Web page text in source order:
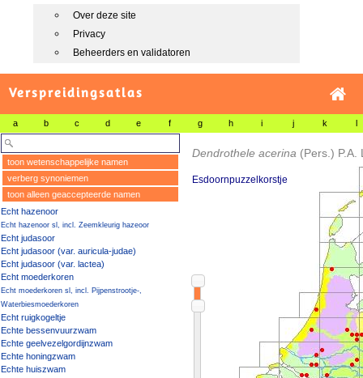
Over deze site
Privacy
Beheerders en validatoren
Verspreidingsatlas
a b c d e f g h i j k l
toon wetenschappelijke namen
verberg synoniemen
toon alleen geaccepteerde namen
Echt hazenoor
Echt hazenoor sl, incl. Zeemkleurig hazeoor
Echt judasoor
Echt judasoor (var. auricula-judae)
Echt judasoor (var. lactea)
Echt moederkoren
Echt moederkoren sl, incl. Pijpenstrootje-,
Waterbiesmoederkoren
Echt ruigkogeltje
Echte bessenvuurzwam
Echte geelvezelgordijnzwam
Echte honingzwam
Echte huiszwam
Dendrothele acerina (Pers.) P.A.
Esdoornpuzzelkorstje